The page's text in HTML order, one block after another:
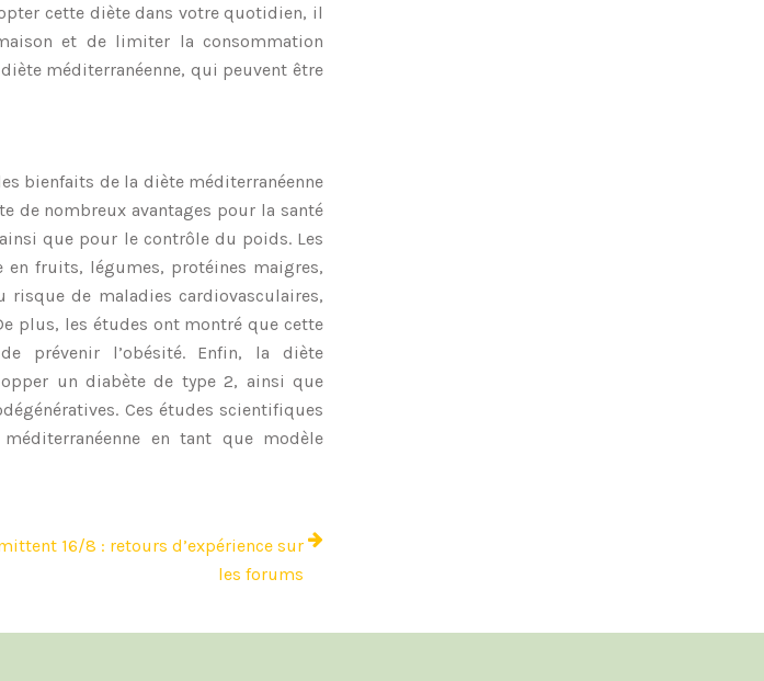
cette diète dans votre quotidien, il
et de limiter la consommation
méditerranéenne, qui peuvent être
bienfaits de la diète méditerranéenne
de nombreux avantages pour la santé
que pour le contrôle du poids. Les
en fruits, légumes, protéines maigres,
de maladies cardiovasculaires,
plus, les études ont montré que cette
prévenir l’obésité. Enfin, la diète
un diabète de type 2, ainsi que
Ces études scientifiques
en tant que modèle
16/8 : retours d’expérience sur
les forums